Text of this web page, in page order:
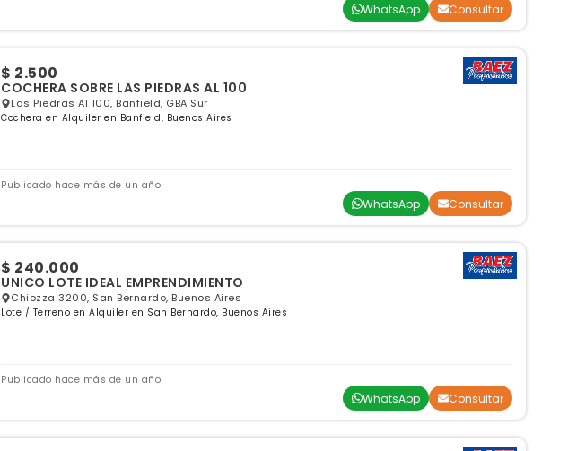
WhatsApp Consultar
$ 2.500
COCHERA SOBRE LAS PIEDRAS AL 100
Las Piedras Al 100, Banfield, GBA Sur
Cochera en Alquiler en Banfield, Buenos Aires
Publicado hace más de un año
WhatsApp Consultar
$ 240.000
UNICO LOTE IDEAL EMPRENDIMIENTO
Chiozza 3200, San Bernardo, Buenos Aires
Lote / Terreno en Alquiler en San Bernardo, Buenos Aires
Publicado hace más de un año
WhatsApp Consultar